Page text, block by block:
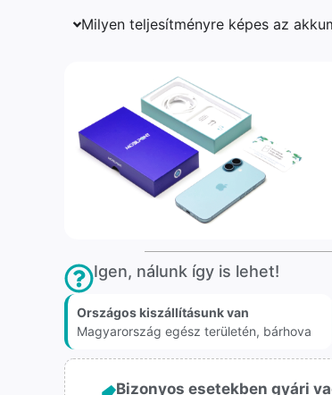
Milyen teljesítményre képes az
Igen, nálunk így is lehet!
Országos kiszállításunk van
Magyarország egész területén, bárhova
Bizonyos esetekben gyári